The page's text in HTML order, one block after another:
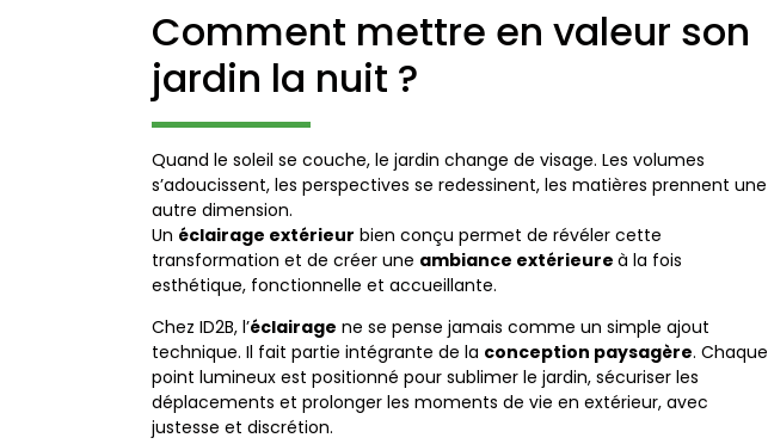
Comment mettre en valeur son
jardin la nuit ?
Quand le soleil se couche, le jardin change de visage. Les volumes
s’adoucissent, les perspectives se redessinent, les matières prennent une
autre dimension.
Un éclairage extérieur bien conçu permet de révéler cette
transformation et de créer une ambiance extérieure à la fois
esthétique, fonctionnelle et accueillante.
Chez ID2B, l’éclairage ne se pense jamais comme un simple ajout
technique. Il fait partie intégrante de la conception paysagère. Chaque
point lumineux est positionné pour sublimer le jardin, sécuriser les
déplacements et prolonger les moments de vie en extérieur, avec
justesse et discrétion.